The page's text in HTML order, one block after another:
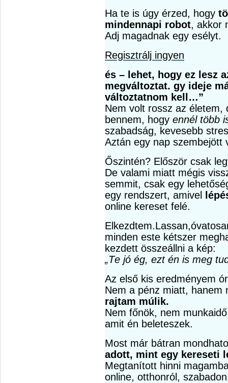
Ha te is úgy érzed, hogy
mindennapi robot, akkor
Adj magadnak egy esélyt.
Regisztrálj ingyen
és – lehet, hogy ez lesz
megváltoztat. gy ideje
változtatnom kell…”
Nem volt rossz az életem,
bennem, hogy ennél több
szabadság, kevesebb
Aztán egy nap
Őszintén? Először csak
De valami miatt mégis
semmit, csak egy
egy rendszert, amivel
online kereset felé.
minden este kétszer
kezdett összeállni a kép:
„Te jó ég, ezt én is meg
Az első kis eredményem
Nem a pénz miatt, hanem
rajtam múlik.
Nem főnök, nem
amit én beleteszek.
Most már bátran
adott, mint egy kereseti
Megtanított hinni
online, otthonról,